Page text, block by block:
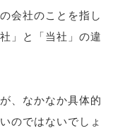
会社のことを指し
」と「当社」の違
、なかなか具体的
のではないでしょ